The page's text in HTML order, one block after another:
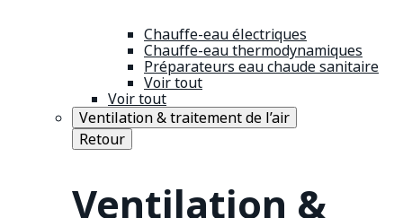
Chauffe-eau électriques
Chauffe-eau thermodynamiques
Préparateurs eau chaude sanitaire
Voir tout
Voir tout
Ventilation & traitement de l’air
Retour
Ventilation &